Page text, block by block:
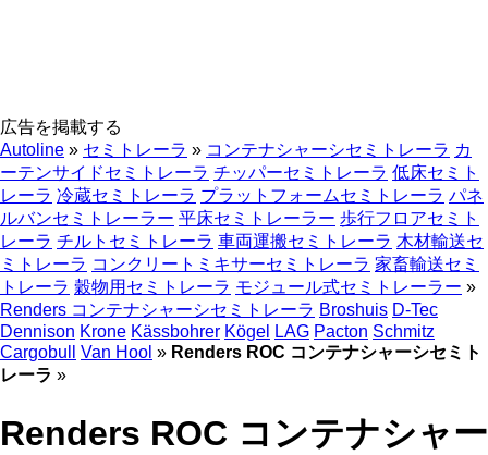
広告を掲載する
Autoline » セミトレーラ » コンテナシャーシセミトレーラ カ
ーテンサイドセミトレーラ チッパーセミトレーラ 低床セミト
レーラ 冷蔵セミトレーラ プラットフォームセミトレーラ パネ
ルバンセミトレーラー 平床セミトレーラー 歩行フロアセミト
レーラ チルトセミトレーラ 車両運搬セミトレーラ 木材輸送セ
ミトレーラ コンクリートミキサーセミトレーラ 家畜輸送セミ
トレーラ 穀物用セミトレーラ モジュール式セミトレーラー »
Renders コンテナシャーシセミトレーラ Broshuis D-Tec
Dennison Krone Kässbohrer Kögel LAG Pacton Schmitz
Cargobull
Van Hool » Renders ROC コンテナシャーシセミト
レーラ »
Renders ROC コンテナシャー